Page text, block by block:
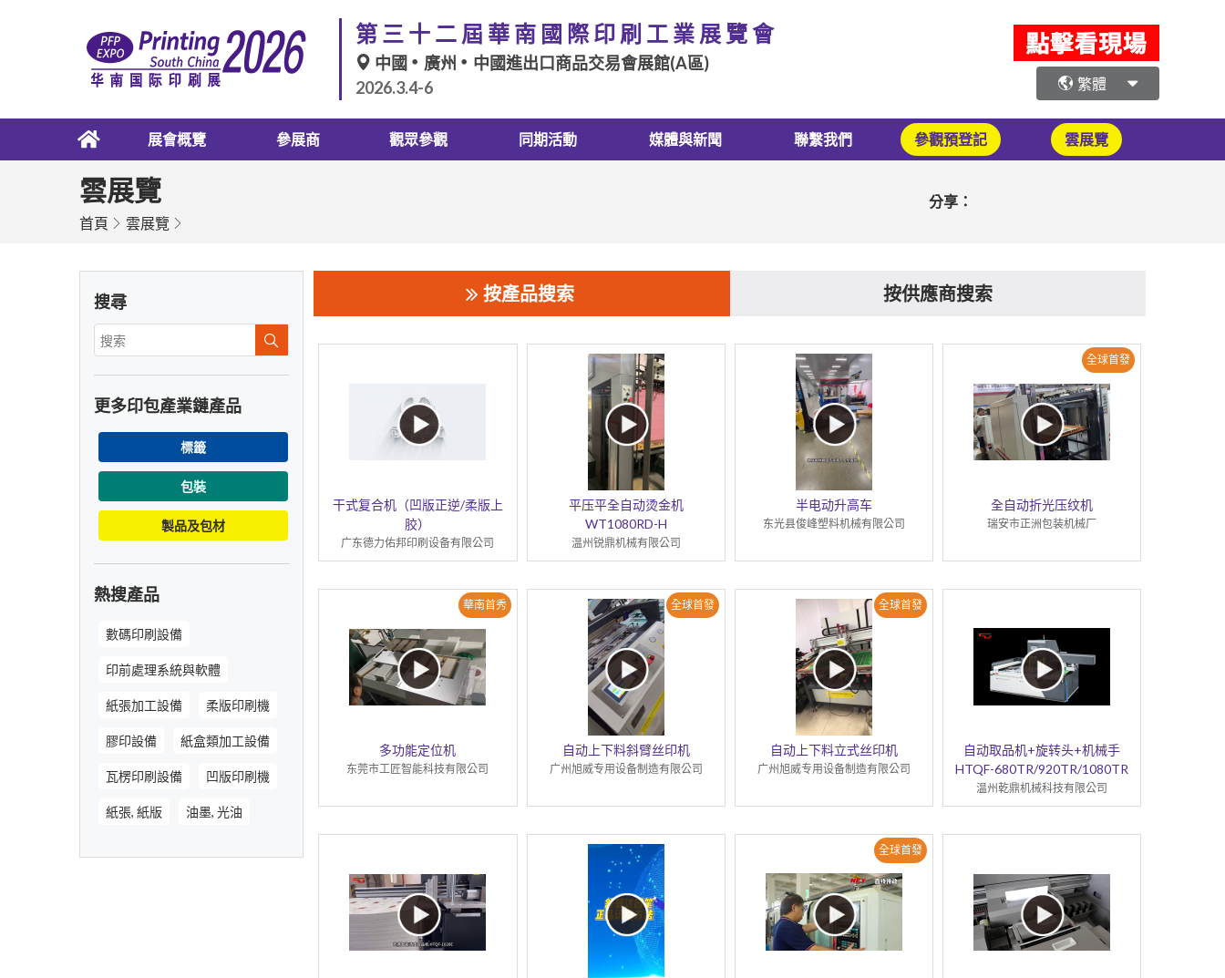
第三十二屆華南國際印刷工業展覽會
中國 廣州
中國進出口商品交易會展館(A區)
2026.3.4-6
繁體
展會概覽 參展商 觀眾參觀 同期活動 媒體與新聞 聯繫我們 參觀預登記 雲展覽
雲展覽
首頁 雲展覽
分享：
搜尋
更多印包產業鏈產品
標籤
包裝
製品及包材
熱搜產品
數碼印刷設備
印前處理系統與軟體
紙張加工設備 柔版印刷機
膠印設備 紙盒類加工設備
瓦楞印刷設備 凹版印刷機
紙張, 紙版 油墨, 光油
按產品搜索 按供應商搜索
干式复合机（凹版正逆/柔版上
胶）
广东德力佑邦印刷设备有限公司
平压平全自动烫金机
WT1080RD-H
温州锐鼎机械有限公司
半电动升高车
东光县俊峰塑料机械有限公司
全球首發
全自动折光压纹机
瑞安市正洲包装机械厂
華南首秀
多功能定位机
东莞市工匠智能科技有限公司
全球首發
自动上下料斜臂丝印机
广州旭威专用设备制造有限公司
全球首發
自动上下料立式丝印机
广州旭威专用设备制造有限公司
自动取品机+旋转头+机械手
HTQF-680TR/920TR/1080TR
温州乾鼎机械科技有限公司
全球首發